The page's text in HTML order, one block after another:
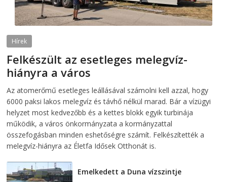
Hírek
Felkészült az esetleges melegvíz-
hiányra a város
Az atomerőmű esetleges leállásával számolni kell azzal, hogy
6000 paksi lakos melegvíz és távhő nélkül marad. Bár a vízügyi
helyzet most kedvezőbb és a kettes blokk egyik turbinája
működik, a város önkormányzata a kormányzattal
összefogásban minden eshetőségre számít. Felkészítették a
melegvíz-hiányra az Életfa Idősek Otthonát is.
Emelkedett a Duna vízszintje